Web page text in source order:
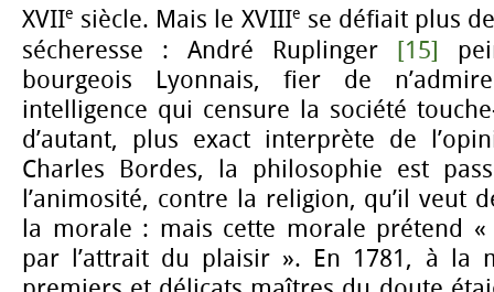
XVIIe siècle. Mais le XVIIIe se défiait plus
sécheresse : André Ruplinger [15]
bourgeois Lyonnais, fier de
intelligence qui censure la société
d’autant, plus exact interprète de
Charles Bordes, la philosophie est
l’animosité, contre la religion, qu’il veut
la morale : mais cette morale prétend
par l’attrait du plaisir ». En 1781, à la